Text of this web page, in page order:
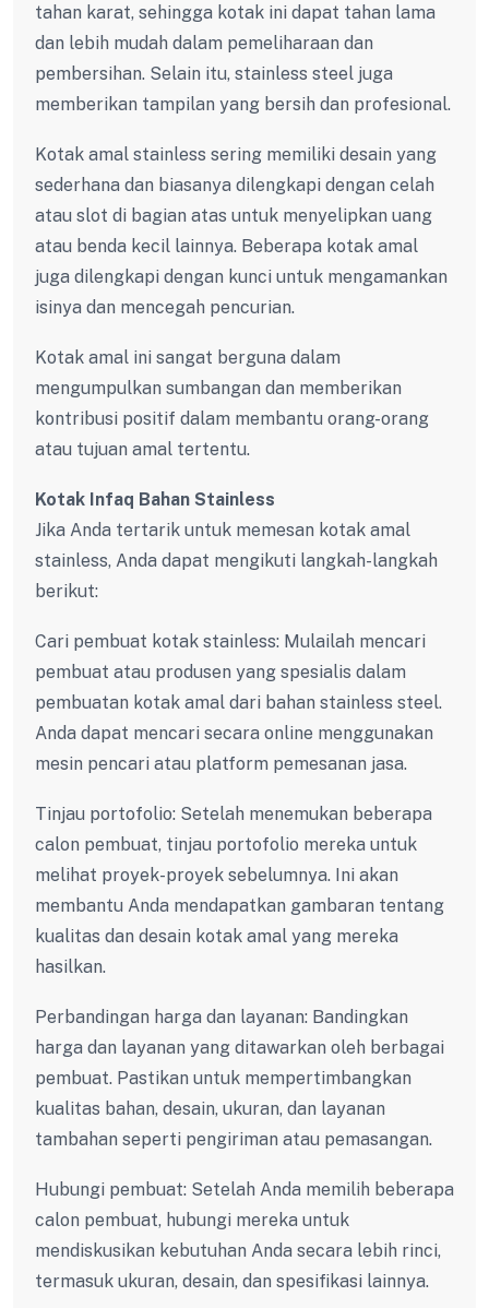
tahan karat, sehingga kotak ini dapat tahan lama
dan lebih mudah dalam pemeliharaan dan
pembersihan. Selain itu, stainless steel juga
memberikan tampilan yang bersih dan profesional.
Kotak amal stainless sering memiliki desain yang
sederhana dan biasanya dilengkapi dengan celah
atau slot di bagian atas untuk menyelipkan uang
atau benda kecil lainnya. Beberapa kotak amal
juga dilengkapi dengan kunci untuk mengamankan
isinya dan mencegah pencurian.
Kotak amal ini sangat berguna dalam
mengumpulkan sumbangan dan memberikan
kontribusi positif dalam membantu orang-orang
atau tujuan amal tertentu.
Kotak Infaq Bahan Stainless
Jika Anda tertarik untuk memesan kotak amal
stainless, Anda dapat mengikuti langkah-langkah
berikut:
Cari pembuat kotak stainless: Mulailah mencari
pembuat atau produsen yang spesialis dalam
pembuatan kotak amal dari bahan stainless steel.
Anda dapat mencari secara online menggunakan
mesin pencari atau platform pemesanan jasa.
Tinjau portofolio: Setelah menemukan beberapa
calon pembuat, tinjau portofolio mereka untuk
melihat proyek-proyek sebelumnya. Ini akan
membantu Anda mendapatkan gambaran tentang
kualitas dan desain kotak amal yang mereka
hasilkan.
Perbandingan harga dan layanan: Bandingkan
harga dan layanan yang ditawarkan oleh berbagai
pembuat. Pastikan untuk mempertimbangkan
kualitas bahan, desain, ukuran, dan layanan
tambahan seperti pengiriman atau pemasangan.
Hubungi pembuat: Setelah Anda memilih beberapa
calon pembuat, hubungi mereka untuk
mendiskusikan kebutuhan Anda secara lebih rinci,
termasuk ukuran, desain, dan spesifikasi lainnya.